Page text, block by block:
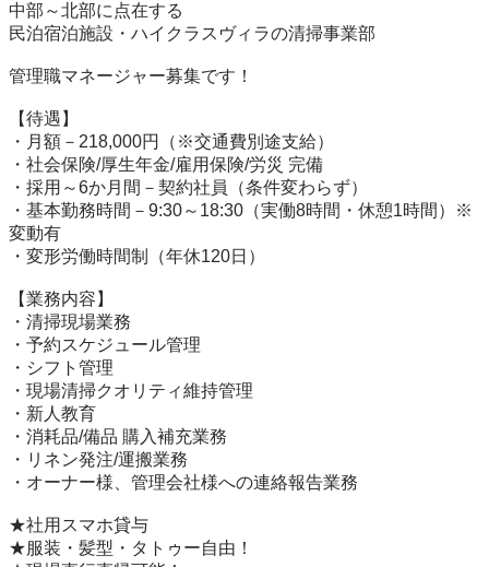
中部～北部に点在する
民泊宿泊施設・ハイクラスヴィラの清掃事業部
管理職マネージャー募集です！
【待遇】
・月額－218,000円（※交通費別途支給）
・社会保険/厚生年金/雇用保険/労災 完備
・採用～6か月間－契約社員（条件変わらず）
・基本勤務時間－9:30～18:30（実働8時間・休憩1時間）※
変動有
・変形労働時間制（年休120日）
【業務内容】
・清掃現場業務
・予約スケジュール管理
・シフト管理
・現場清掃クオリティ維持管理
・新人教育
・消耗品/備品 購入補充業務
・リネン発注/運搬業務
・オーナー様、管理会社様への連絡報告業務
★社用スマホ貸与
★服装・髪型・タトゥー自由！